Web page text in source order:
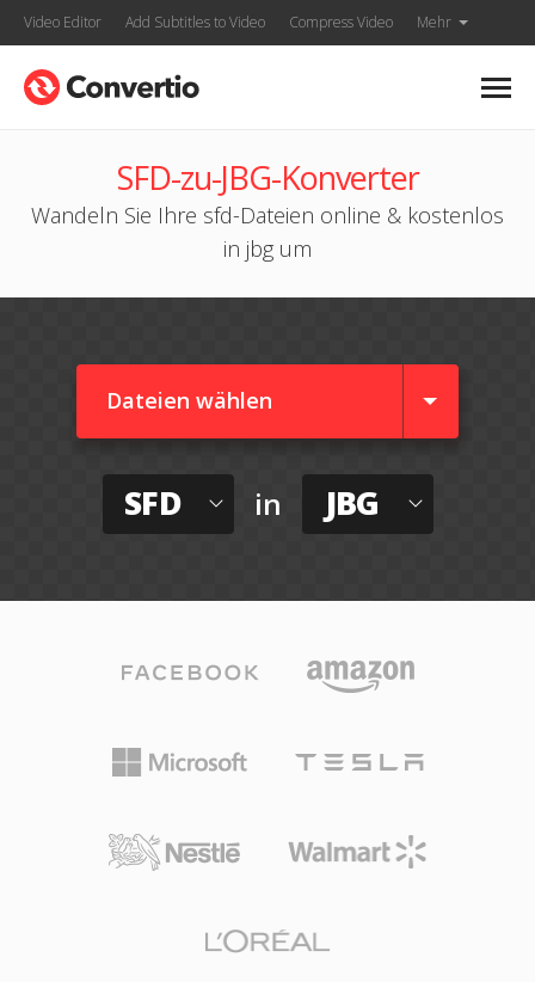
Video Editor Add Subtitles to Video Compress Video Mehr
SFD-zu-JBG-Konverter
Wandeln Sie Ihre sfd-Dateien online & kostenlos
in jbg um
Dateien wählen
SFD in JBG